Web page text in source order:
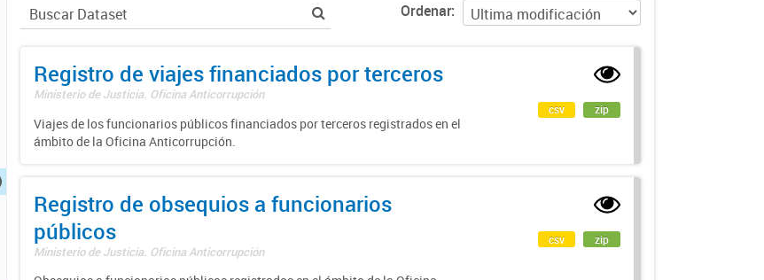
Ordenar
Registro de viajes financiados por terceros
Ministerio de Justicia. Oficina Anticorrupción
Viajes de los funcionarios públicos financiados por terceros registrados en el
ámbito de la Oficina Anticorrupción.
csv zip
Registro de obsequios a funcionarios
públicos
Ministerio de Justicia. Oficina Anticorrupción
csv zip